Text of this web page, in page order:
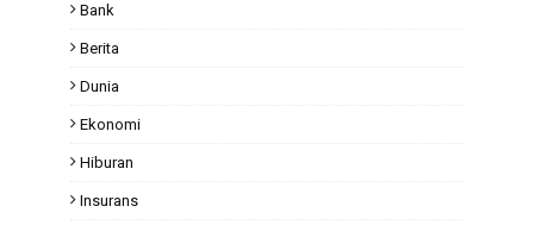
Bank
Berita
Dunia
Ekonomi
Hiburan
Insurans